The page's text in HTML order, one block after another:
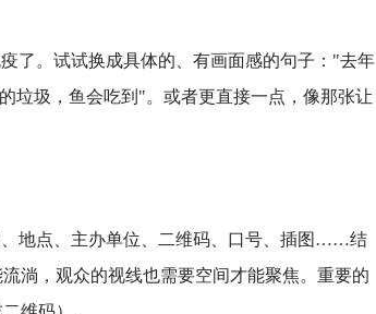
了。试试换成具体的、有画面感的句子："去年
垃圾，鱼会吃到"。或者更直接一点，像那张让
地点、主办单位、二维码、口号、插图……结
淌，观众的视线也需要空间才能聚焦。重要的